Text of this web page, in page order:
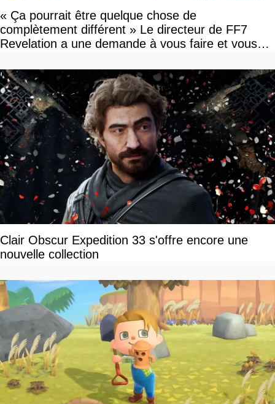
« Ça pourrait être quelque chose de
complètement différent » Le directeur de FF7
Revelation a une demande à vous faire et vous
Clair Obscur Expedition 33 s'offre encore une
nouvelle collection